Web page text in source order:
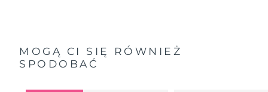
MOGĄ CI SIĘ RÓWNIEŻ
SPODOBAĆ